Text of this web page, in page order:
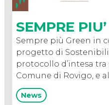
SEMPRE
Sempre più Green in
progetto di
protocollo d’intesa
Comune di Rovigo, e al
News